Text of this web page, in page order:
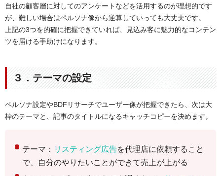
自社の顧客層に対してのアンケートなどを活用するのが理想的です
が、難しい場合はペルソナ像から逆算していっても大丈夫です。
上記の3つを的確に把握できていれば、見込み客に魅力的なコンテン
ツを届ける手助けになります。
３．テーマの設定
ペルソナ設定やBDFリサーチでユーザー像が把握できたら、次は大
枠のテーマと、記事のタイトルになるキャッチコピーを決めます。
テーマ： リスティング広告を代理店に依頼すること
で、自分のやりたいことができて売上が上がる